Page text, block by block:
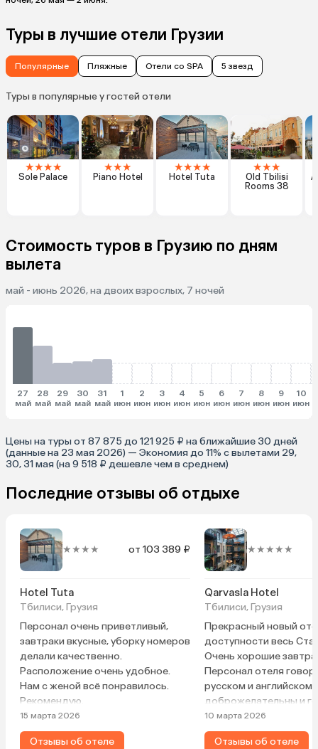
Туры в лучшие отели Грузии
Популярные Пляжные Отели со SPA 5 звезд
Туры в популярные у гостей отели
★★★★
Sole Palace
★★★
Piano Hotel
★★★★
Hotel Tuta
★★★
Old Tbilisi
Rooms 38
Стоимость туров в Грузию по дням
вылета
май - июнь 2026, на двоих взрослых, 7 ночей
27
май
28
май
29
май
30
май
31
май
1
июн
2
июн
3
июн
4
июн
5
июн
6
июн
7
июн
8
июн
9
июн
10
июн
Цены на туры от 87 875 до 121 925 ₽ на ближайшие 30 дней
(данные на 23 мая 2026) — Экономия до 11% с вылетами 29,
30, 31 мая (на 9 518 ₽ дешевле чем в среднем)
Последние отзывы об отдыхе
★★★★ от 103 389 ₽
Hotel Tuta
Тбилиси, Грузия
Персонал очень приветливый,
завтраки вкусные, уборку номеров
делали качественно.
Расположение очень удобное.
Нам с женой всё понравилось.
Рекомендую.
15 марта 2026
Отзывы об отеле
★★★★★
Qarvasla Hotel
Тбилиси, Грузия
Прекрасный новый
доступности весь
Очень хорошие
Персонал отеля
русском и английском,
доброжелательны и
помочь во всех
10 марта 2026
Отзывы об отеле